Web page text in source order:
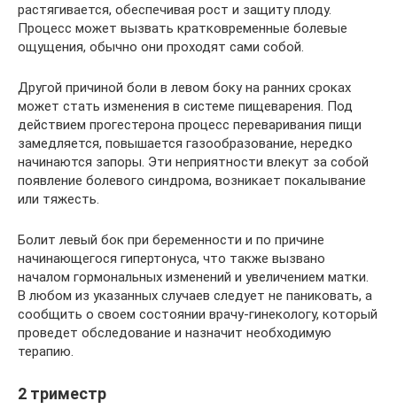
растягивается, обеспечивая рост и защиту плоду.
Процесс может вызвать кратковременные болевые
ощущения, обычно они проходят сами собой.
Другой причиной боли в левом боку на ранних сроках
может стать изменения в системе пищеварения. Под
действием прогестерона процесс переваривания пищи
замедляется, повышается газообразование, нередко
начинаются запоры. Эти неприятности влекут за собой
появление болевого синдрома, возникает покалывание
или тяжесть.
Болит левый бок при беременности и по причине
начинающегося гипертонуса, что также вызвано
началом гормональных изменений и увеличением матки.
В любом из указанных случаев следует не паниковать, а
сообщить о своем состоянии врачу-гинекологу, который
проведет обследование и назначит необходимую
терапию.
2 триместр